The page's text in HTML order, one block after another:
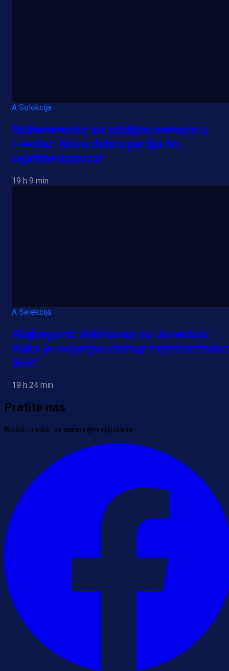
A Selekcija
Muharemović se ozbiljno nameće u
Leedsu: Nova dobra partija bh.
reprezentativca!
19 h 9 min
A Selekcija
Alajbegović debitovao za Juventus:
Kako je ocijenjen nastup
BiH?
19 h 24 min
Pratite nas
Budite u toku sa najnovijim vijestima